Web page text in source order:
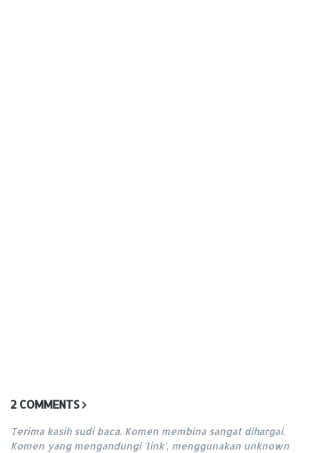
2 COMMENTS
Terima kasih sudi baca. Komen membina sangat dihargai.
Komen yang mengandungi 'link', menggunakan unknown